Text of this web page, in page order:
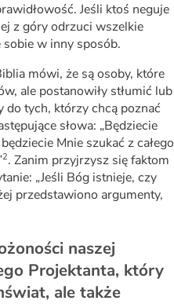
Jeśli ktoś neguje
z góry odrzuci wszelkie
sobie w inny sposób.
mówi, że są osoby, które
ale postanowiły stłumić lub
do tych, którzy chcą poznać
słowa: „Będziecie
Mnie szukać z całego
2. Zanim przyjrzysz się faktom
„Jeśli Bóg istnieje, czy
przedstawiono argumenty,
naszej
Projektanta, który
ale także